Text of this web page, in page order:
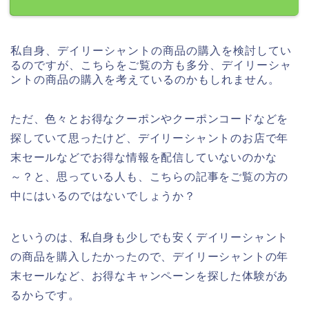
私自身、デイリーシャントの商品の購入を検討してい
るのですが、こちらをご覧の方も多分、デイリーシャ
ントの商品の購入を考えているのかもしれません。
ただ、色々とお得なクーポンやクーポンコードなどを
探していて思ったけど、デイリーシャントのお店で年
末セールなどでお得な情報を配信していないのかな
～？と、思っている人も、こちらの記事をご覧の方の
中にはいるのではないでしょうか？
というのは、私自身も少しでも安くデイリーシャント
の商品を購入したかったので、デイリーシャントの年
末セールなど、お得なキャンペーンを探した体験があ
るからです。